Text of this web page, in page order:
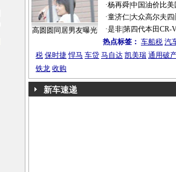
高圆圆同居男友曝光
·杨再舜|中国油价比
·童济仁|大众高尔夫四
·是非|第四代本田CR-
热点标签： 车船税 汽
税 保时捷 悍马 车贷 马自达 凯美瑞 通用破
铁龙 收购
新车速递